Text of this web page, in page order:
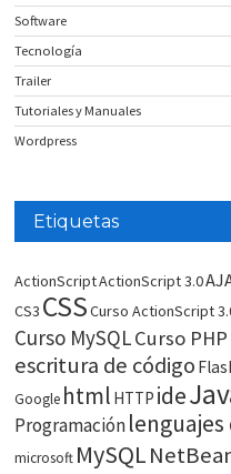
Software
Tecnología
Trailer
Tutoriales y Manuales
Wordpress
Etiquetas
ActionScriptActionScript 3.0
CS3 CSSCurso ActionScript
Curso MySQLCurso PHP
escritura de código
Google html HTTP ide
Programación
microsoft MySQL